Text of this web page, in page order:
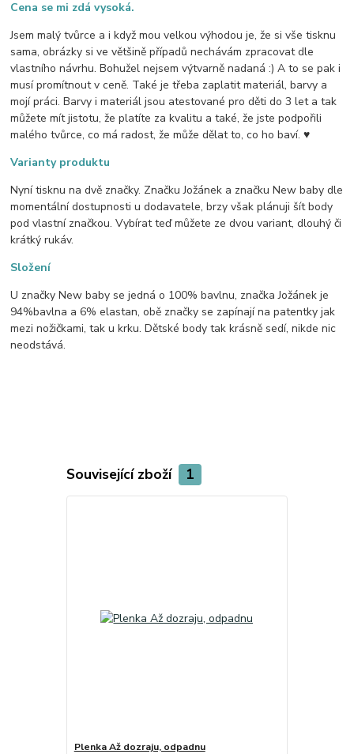
Cena se mi zdá vysoká.
Jsem malý tvůrce a i když mou velkou výhodou je, že si vše tisknu
sama, obrázky si ve většině případů nechávám zpracovat dle
vlastního návrhu. Bohužel nejsem výtvarně nadaná :) A to se pak i
musí promítnout v ceně. Také je třeba zaplatit materiál, barvy a
mojí práci. Barvy i materiál jsou atestované pro děti do 3 let a tak
můžete mít jistotu, že platíte za kvalitu a také, že jste podpořili
malého tvůrce, co má radost, že může dělat to, co ho baví. ♥
Varianty produktu
Nyní tisknu na dvě značky. Značku Jožánek a značku New baby dle
momentální dostupnosti u dodavatele, brzy však plánuji šít body
pod vlastní značkou. Vybírat teď můžete ze dvou variant, dlouhý či
krátký rukáv.
Složení
U značky New baby se jedná o 100% bavlnu, značka Jožánek je
94%bavlna a 6% elastan, obě značky se zapínají na patentky jak
mezi nožičkami, tak u krku. Dětské body tak krásně sedí, nikde nic
neodstává.
Související zboží 1
Plenka Až dozraju, odpadnu